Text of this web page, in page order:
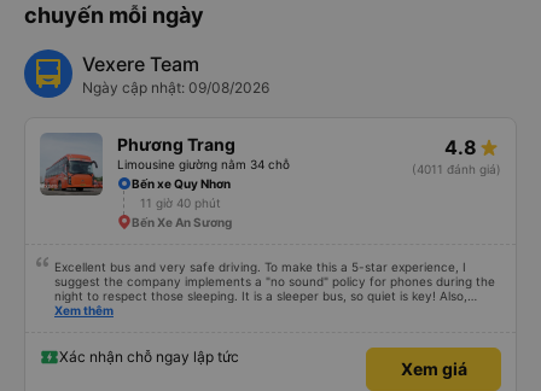
chuyến mỗi ngày
Vexere Team
Ngày cập nhật: 09/08/2026
Phương Trang
Limousine giường nằm 34 chỗ
4.8
(4011 đánh giá)
Bến xe Quy Nhơn
11 giờ 40 phút
Bến Xe An Sương
Excellent bus and very safe driving. To make this a 5-star experience, I
suggest the company implements a "no sound" policy for phones during the
night to respect those sleeping. It is a sleeper bus, so quiet is key! Also,
please display the Wi-Fi password clearly inside the cabin for convenience. I
quy định rõ ràng về việc giữ im lặng (tắt âm thanh điện thoại) vào ban đêm
để tránh làm phiền hành khách khác ngủ. Ngoài ra, nhà xe nên dán sẵn mật
khẩu Wi-Fi trong xe để hành khách dễ dàng sử dụng. Tôi vẫn sẽ tiếp tục ủng
Xem thêm
Xác nhận chỗ ngay lập tức
Xem giá